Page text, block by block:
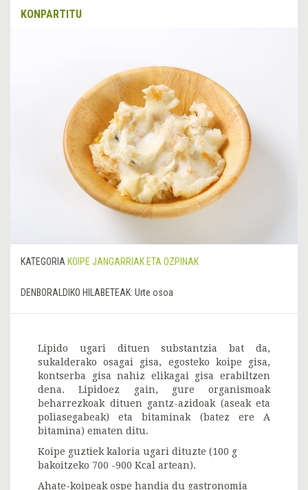
KONPARTITU
KATEGORIA KOIPE JANGARRIAK ETA OZPINAK
DENBORALDIKO HILABETEAK: Urte osoa
Lipido ugari dituen substantzia bat da,
sukalderako osagai gisa, egosteko koipe gisa,
kontserba gisa nahiz elikagai gisa erabiltzen
dena. Lipidoez gain, gure organismoak
beharrezkoak dituen gantz-azidoak (aseak eta
poliasegabeak) eta bitaminak (batez ere A
bitamina) ematen ditu.
Koipe guztiek kaloria ugari dituzte (100 g
bakoitzeko 700 -900 Kcal artean).
Ahate-koipeak ospe handia du gastronomia